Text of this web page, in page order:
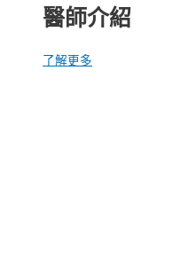
醫師介紹
了解更多